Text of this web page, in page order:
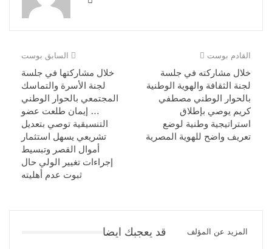
السابق بوست
خلال مشاركتها في جلسة
لجنة الأسرة والتماسك
المجتمعي بالحوار الوطني
… إيمان طلعت عضو
التنسيقية توصي بتعديل
تشريعي يسهل استثمار
أموال القصر وتبسيط
إجراءات تغيير الولي حال
ثبوت عدم أهليته
القادم بوست
خلال مشاركته في جلسة
لجنة الثقافة والهوية الوطنية
بالحوار الوطني مصطفي
كريم يوصي بإطلاق
استراتيجية وطنية لوضع
تعريف واضح للهوية المصرية
قد يعجبك ايضا المزيد عن المؤلف